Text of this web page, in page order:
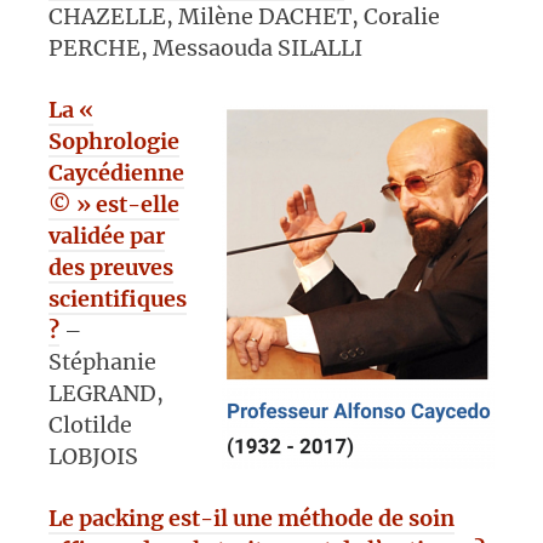
CHAZELLE, Milène DACHET, Coralie
PERCHE, Messaouda SILALLI
La «
Sophrologie
Caycédienne
© » est-elle
validée par
des preuves
scientifiques
? –
Stéphanie
LEGRAND,
Clotilde
LOBJOIS
Le packing est-il une méthode de soin